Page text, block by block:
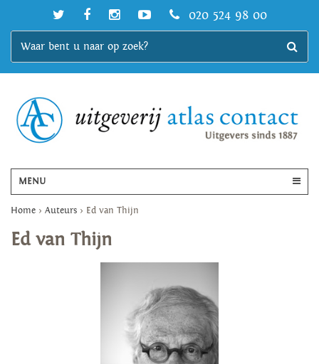
020 524 98 00
MENU
Home > Auteurs > Ed van Thijn
Ed van Thijn